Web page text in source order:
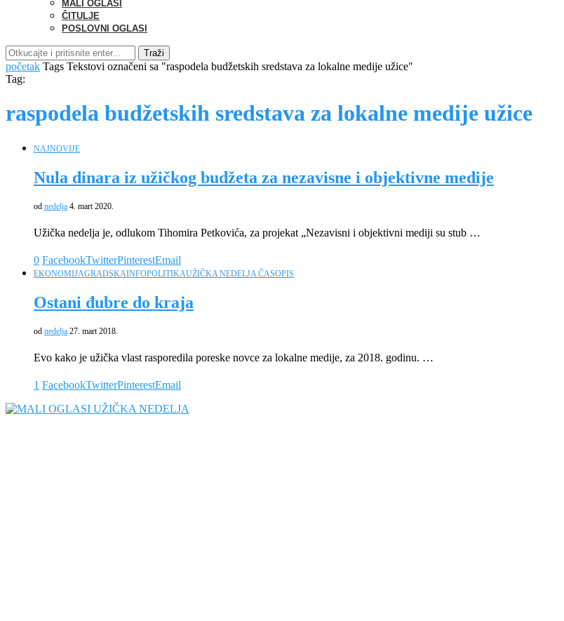
MALI OGLASI
ČITULJE
POSLOVNI OGLASI
Traži
početak Tags Tekstovi označeni sa "raspodela budžetskih sredstava za lokalne medije užice"
Tag:
raspodela budžetskih sredstava za lokalne medije užice
NAJNOVIJE
Nula dinara iz užičkog budžeta za nezavisne i objektivne medije
od nedelja 4. mart 2020.
Užička nedelja je, odlukom Tihomira Petkovića, za projekat „Nezavisni i objektivni mediji su stub …
0 FacebookTwitterPinterestEmail
EKONOMIJAGRADSKAINFOPOLITIKAUŽIČKA NEDELJA ČASOPIS
Ostani đubre do kraja
od nedelja 27. mart 2018.
Evo kako je užička vlast rasporedila poreske novce za lokalne medije, za 2018. godinu. …
1 FacebookTwitterPinterestEmail